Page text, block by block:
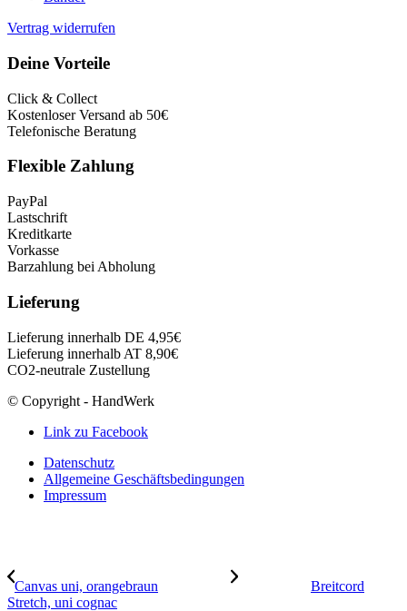
Vertrag widerrufen
Deine Vorteile
Click & Collect
Kostenloser Versand ab 50€
Telefonische Beratung
Flexible Zahlung
PayPal
Lastschrift
Kreditkarte
Vorkasse
Barzahlung bei Abholung
Lieferung
Lieferung innerhalb DE 4,95€
Lieferung innerhalb AT 8,90€
CO2-neutrale Zustellung
© Copyright - HandWerk
Link zu Facebook
Datenschutz
Allgemeine Geschäftsbedingungen
Impressum
Canvas uni, orangebraun
Breitcord
Stretch, uni cognac